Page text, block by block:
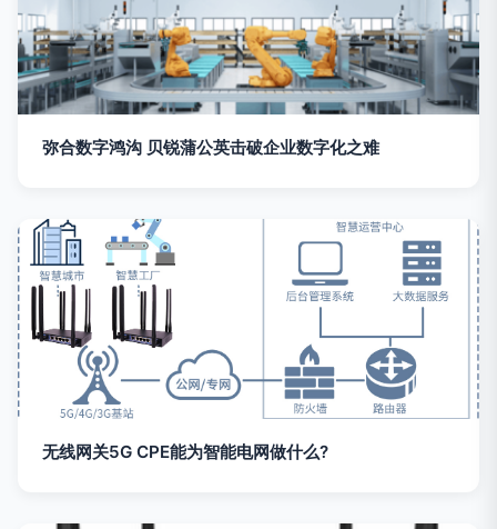
弥合数字鸿沟 贝锐蒲公英击破企业数字化之难
无线网关5G CPE能为智能电网做什么?